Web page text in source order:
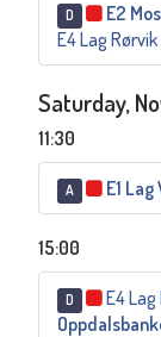
D E2
E4 Lag Rørvik
Saturday,
11:30
A E1
15:00
D E4